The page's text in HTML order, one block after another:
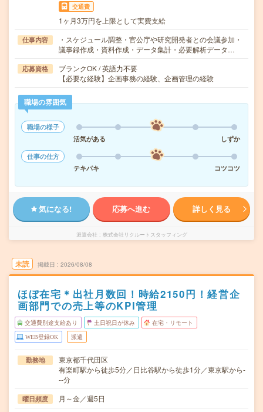
交通費
1ヶ月3万円を上限として実費支給
仕事内容
・スケジュール調整・官公庁や研究開発者との会議参加・
議事録作成・資料作成・データ集計・必要解析データ…
応募資格
ブランクOK / 英語力不要
【必要な経験】企画事務の経験、企画管理の経験
職場の雰囲気
職場の様子
活気がある
しずか
仕事の仕方
テキパキ
コツコツ
気になる! 応募へ進む 詳しく見る
派遣会社 株式会社リクルートスタッフィング
未読 掲載日 2026/08/08
ほぼ在宅＊出社月数回！時給2150円！経営企
画部門での売上等のKPI管理
交通費別途支給あり 土日祝日が休み 在宅・リモート
WEB登録OK 派遣
勤務地
東京都千代田区
有楽町駅から徒歩5分／日比谷駅から徒歩1分／東京駅から-
--分
曜日頻度 月～金／週5日